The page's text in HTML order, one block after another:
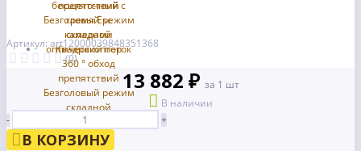
Артикул: art12000039848351368
(0)
13 882 ₽ за 1 шт
В наличии
-
+
В КОРЗИНУ